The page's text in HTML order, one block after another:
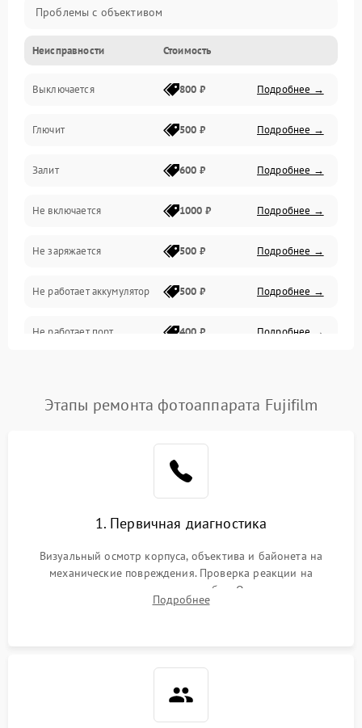
Проблемы с объективом
Электронные ошибки
Механические проблемы
Матрица и оптика
Питание и питание цепей
Проблемы с картами памяти
Объективы
Программные сбои
Коммуникации и интерфейсы
Неисправности Стоимость
Выключается 800 ₽ Подробнее →
Глючит 500 ₽ Подробнее →
Залит 600 ₽ Подробнее →
Не включается 1000 ₽ Подробнее →
Не заряжается 500 ₽ Подробнее →
Не работает аккумулятор 500 ₽ Подробнее →
Не работает порт 400 ₽ Подробнее →
Этапы ремонта фотоаппарата Fujifilm
1. Первичная диагностика
Визуальный осмотр корпуса, объектива и байонета на
механические повреждения. Проверка реакции на
включение, считывание кодов ошибок. Оценка состояния
матрицы и затвора, проверка работы автофокуса и вспышки.
Подробнее